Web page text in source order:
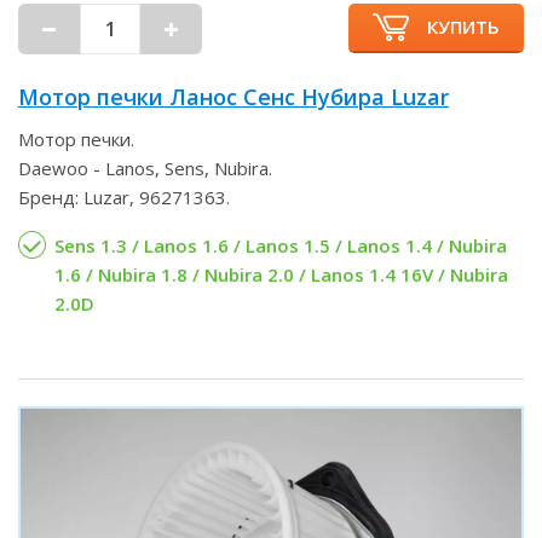
КУПИТЬ
Мотор печки Ланос Сенс Нубира Luzar
Мотор печки.
Daewoo - Lanos, Sens, Nubira.
Бренд: Luzar, 96271363.
Sens 1.3 / Lanos 1.6 / Lanos 1.5 / Lanos 1.4 / Nubira
1.6 / Nubira 1.8 / Nubira 2.0 / Lanos 1.4 16V / Nubira
2.0D